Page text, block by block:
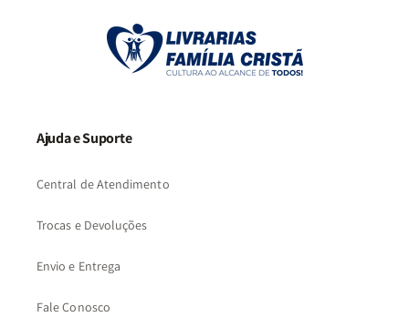
Ajuda e Suporte
Central de Atendimento
Trocas e Devoluções
Envio e Entrega
Fale Conosco